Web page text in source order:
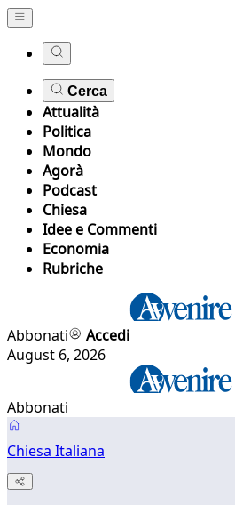
Cerca
Attualità
Politica
Mondo
Agorà
Podcast
Chiesa
Idee e Commenti
Economia
Rubriche
Abbonati
Accedi
August 6, 2026
Abbonati
Chiesa Italiana